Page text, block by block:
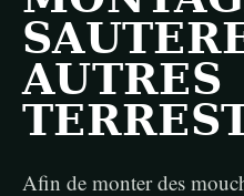
AUTRES
Afin de monter des